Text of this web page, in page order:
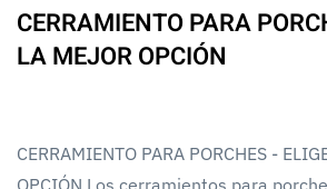
CERRAMIENTO PARA
LA MEJOR OPCIÓN
CERRAMIENTO PARA PORCHES -
OPCIÓN Los cerramientos para